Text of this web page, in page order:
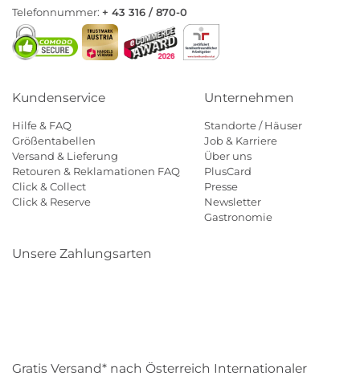
Telefonnummer: + 43 316 / 870-0
Kundenservice
Hilfe & FAQ
Größentabellen
Versand & Lieferung
Retouren & Reklamationen FAQ
Click & Collect
Click & Reserve
Unternehmen
Standorte / Häuser
Job & Karriere
Über uns
PlusCard
Presse
Newsletter
Gastronomie
Unsere Zahlungsarten
Gratis Versand* nach Österreich Internationaler